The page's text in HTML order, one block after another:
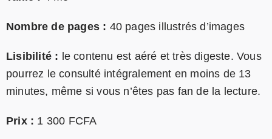
Nombre de pages : 40 pages illustrés d’images
Lisibilité : le contenu est aéré et très digeste. Vous
pourrez le consulté intégralement en moins de 13
minutes, même si vous n’êtes pas fan de la lecture.
Prix : 1 300 FCFA